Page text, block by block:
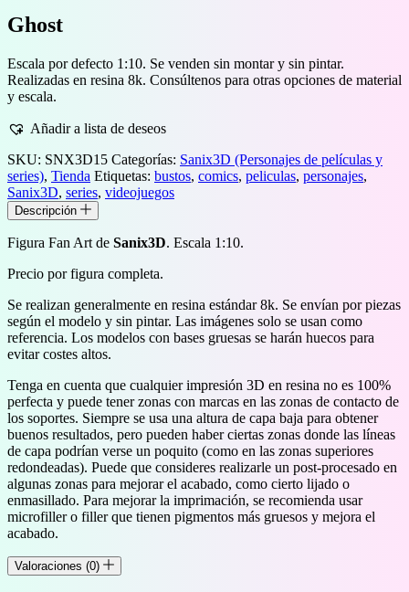
Ghost
Escala por defecto 1:10. Se venden sin montar y sin pintar.
Realizadas en resina 8k. Consúltenos para otras opciones de material
y escala.
Añadir a lista de deseos
SKU: SNX3D15 Categorías: Sanix3D (Personajes de películas y
series), Tienda Etiquetas: bustos, comics, peliculas, personajes,
Sanix3D, series, videojuegos
Descripción
Figura Fan Art de Sanix3D. Escala 1:10.
Precio por figura completa.
Se realizan generalmente en resina estándar 8k. Se envían por piezas
según el modelo y sin pintar. Las imágenes solo se usan como
referencia. Los modelos con bases gruesas se harán huecos para
evitar costes altos.
Tenga en cuenta que cualquier impresión 3D en resina no es 100%
perfecta y puede tener zonas con marcas en las zonas de contacto de
los soportes. Siempre se usa una altura de capa baja para obtener
buenos resultados, pero pueden haber ciertas zonas donde las líneas
de capa podrían verse un poquito (como en las zonas superiores
redondeadas). Puede que consideres realizarle un post-procesado en
algunas zonas para mejorar el acabado, como cierto lijado o
enmasillado. Para mejorar la imprimación, se recomienda usar
microfiller o filler que tienen pigmentos más gruesos y mejora el
acabado.
Valoraciones (0)